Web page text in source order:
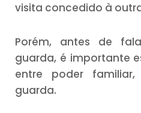
visita concedido à
Porém, antes de
guarda, é importante
entre poder
guarda.